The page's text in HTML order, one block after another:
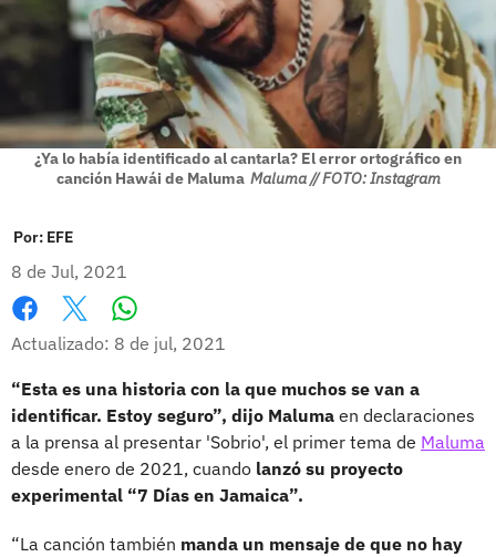
¿Ya lo había identificado al cantarla? El error ortográfico en
canción Hawái de Maluma Maluma // FOTO: Instagram
Por: EFE
8 de Jul, 2021
Facebook
X
Actualizado: 8 de jul, 2021
“Esta es una historia con la que muchos se van a
identificar. Estoy seguro”, dijo Maluma en declaraciones
a la prensa al presentar 'Sobrio', el primer tema de Maluma
desde enero de 2021, cuando lanzó su proyecto
experimental “7 Días en Jamaica”.
“La canción también manda un mensaje de que no hay